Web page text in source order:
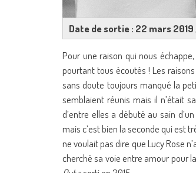
Date de sortie : 22 mars
Pour une raison qui nous
pourtant tous écoutés ! Les
sans doute toujours manqué la
semblaient réunis mais il n’était
d’entre elles a débuté au sain
mais c’est bien la seconde qui est
ne voulait pas dire que Lucy Rose
cherché sa voie entre amour pour